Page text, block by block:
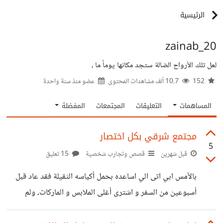
الرئيسية
zainab_20
لعل تلك الأرواح الضالة ستجد مكانها يوماً ما ،
عضو منذسنة واحدة
المساهمات التعليقات المجتمعات المفضلة
5
مجتمع شرقي بكل اختصار
قبل شهرين قصص وتجارب شخصية
بالأمس ابي اتى الي اساعده بحمل أكياسه الثقيلة فقد عاد قبل
أسبوعين من السفر و اشترى أغلى الملابس و الماركات، ولم
يكتفي بل اشترى بالامس وقبلها كان بدبي اشترى الكثير و الكثير